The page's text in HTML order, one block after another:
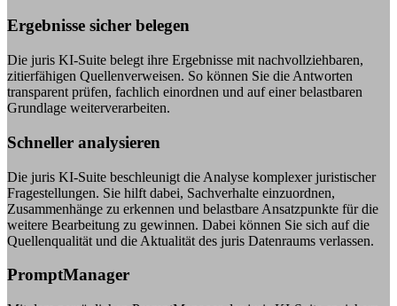
Ergebnisse sicher belegen
Die juris KI-Suite belegt ihre Ergebnisse mit nachvollziehbaren,
zitierfähigen Quellenverweisen. So können Sie die Antworten
transparent prüfen, fachlich einordnen und auf einer belastbaren
Grundlage weiterverarbeiten.
Schneller analysieren
Die juris KI-Suite beschleunigt die Analyse komplexer juristischer
Fragestellungen. Sie hilft dabei, Sachverhalte einzuordnen,
Zusammenhänge zu erkennen und belastbare Ansatzpunkte für die
weitere Bearbeitung zu gewinnen. Dabei können Sie sich auf die
Quellenqualität und die Aktualität des juris Datenraums verlassen.
PromptManager